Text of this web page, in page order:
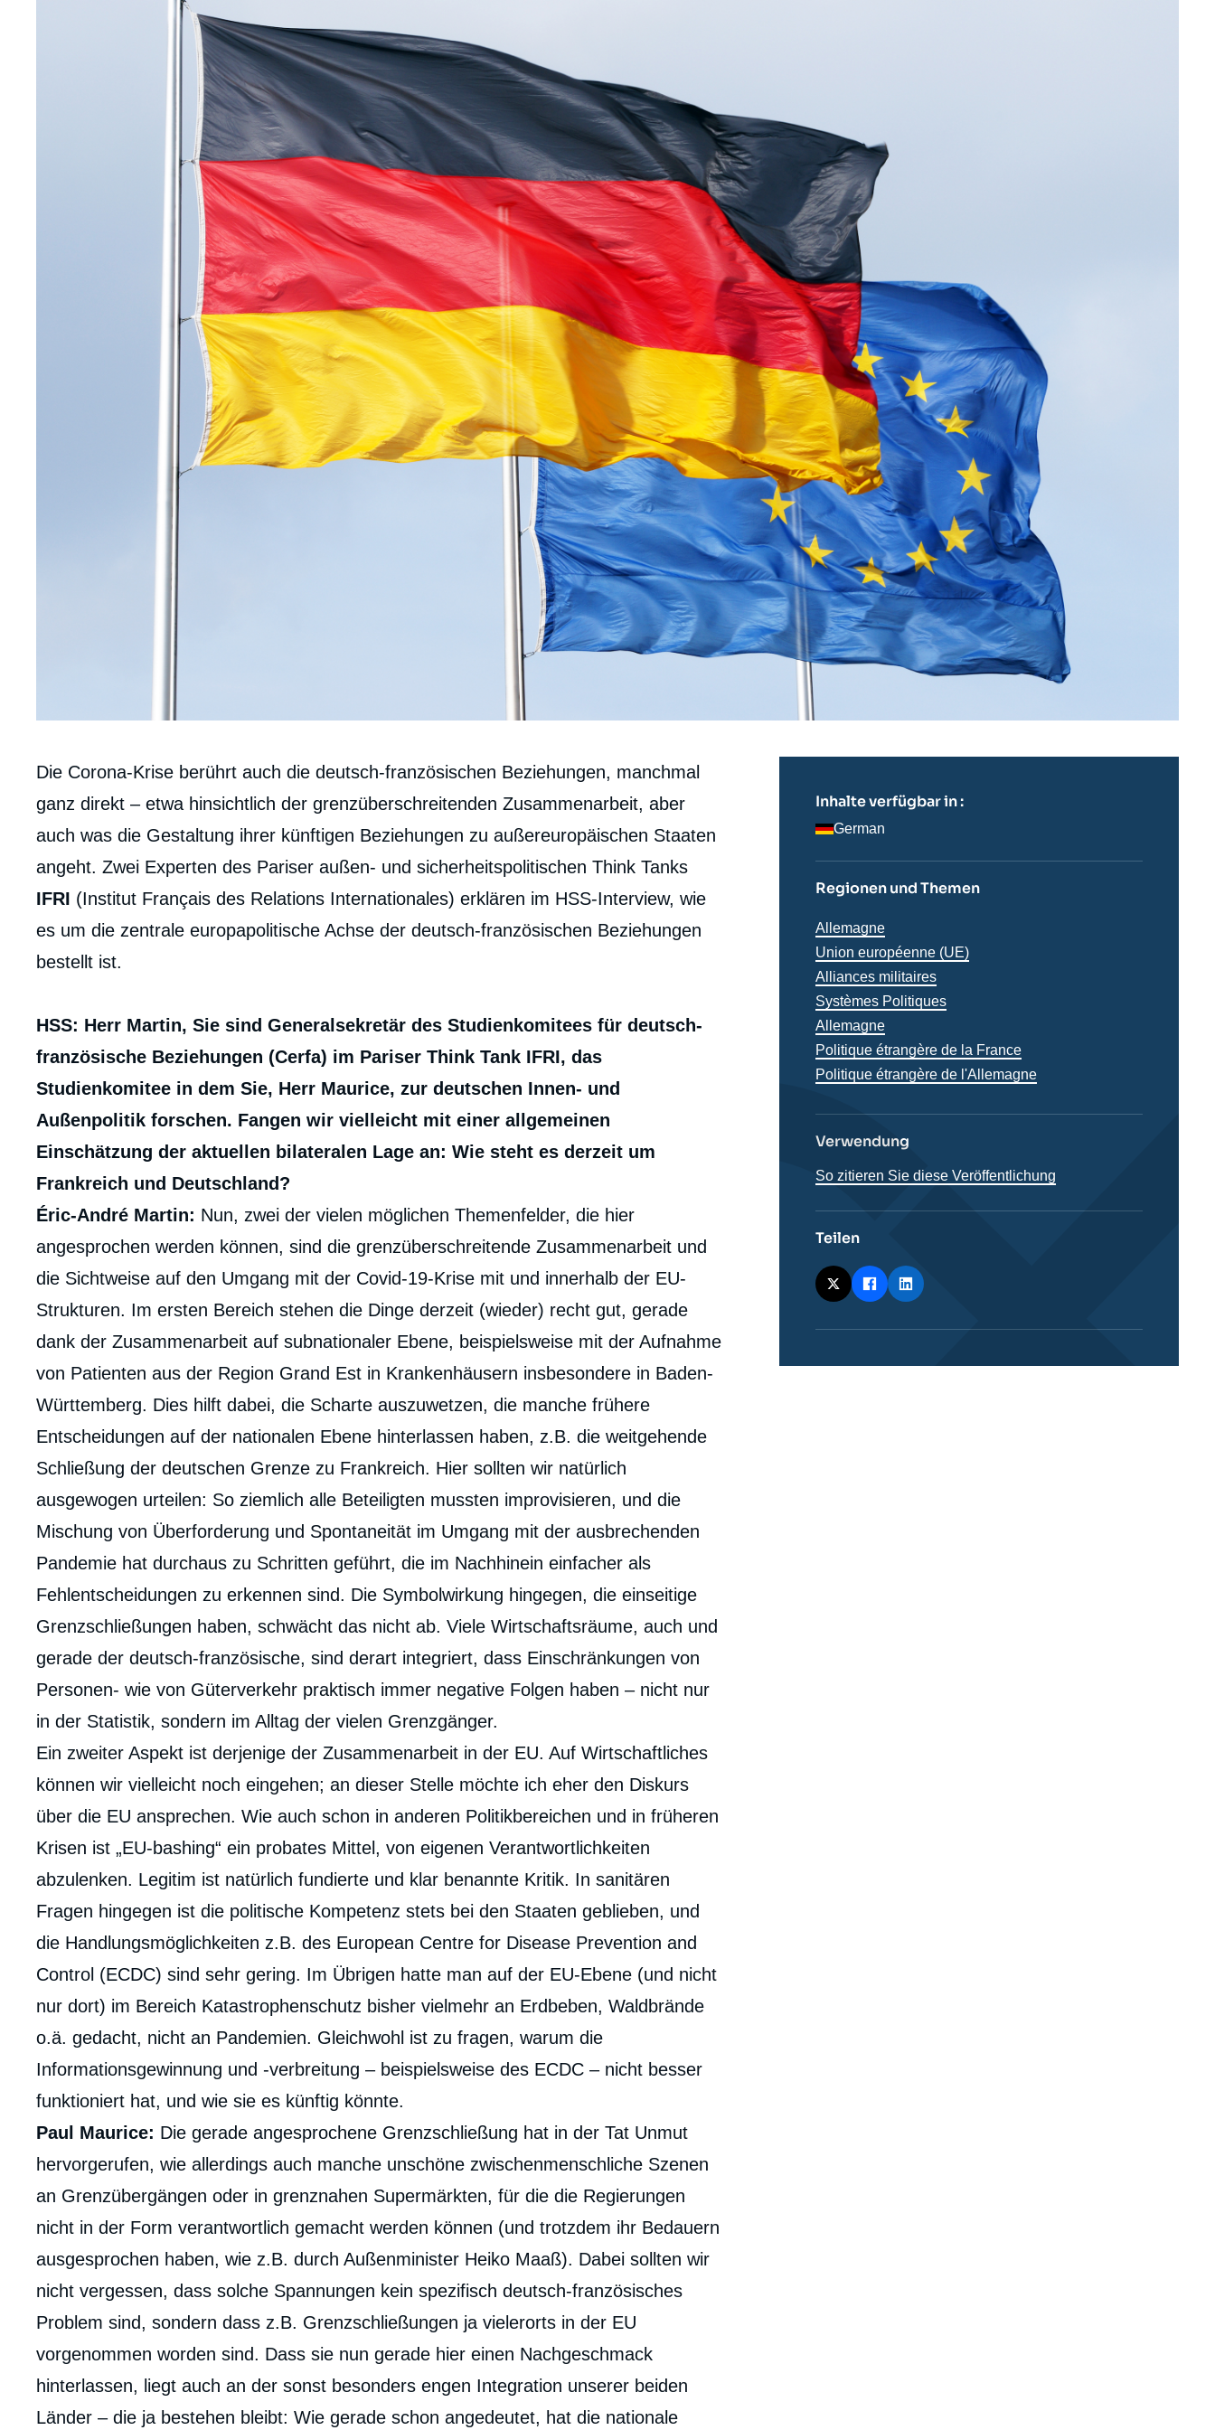
Corps
analyses
Die Corona-Krise berührt auch die deutsch-französischen Beziehungen, manchmal
ganz direkt – etwa hinsichtlich der grenzüberschreitenden Zusammenarbeit, aber
auch was die Gestaltung ihrer künftigen Beziehungen zu außereuropäischen Staaten
angeht. Zwei Experten des Pariser außen- und sicherheitspolitischen Think Tanks
IFRI (Institut Français des Relations Internationales) erklären im HSS-Interview, wie
es um die zentrale europapolitische Achse der deutsch-französischen Beziehungen
bestellt ist.
HSS: Herr Martin, Sie sind Generalsekretär des Studienkomitees für deutsch-
französische Beziehungen (Cerfa) im Pariser Think Tank IFRI, das
Studienkomitee in dem Sie, Herr Maurice, zur deutschen Innen- und
Außenpolitik forschen. Fangen wir vielleicht mit einer allgemeinen
Einschätzung der aktuellen bilateralen Lage an: Wie steht es derzeit um
Frankreich und Deutschland?
Éric-André Martin: Nun, zwei der vielen möglichen Themenfelder, die hier
angesprochen werden können, sind die grenzüberschreitende Zusammenarbeit und
die Sichtweise auf den Umgang mit der Covid-19-Krise mit und innerhalb der EU-
Strukturen. Im ersten Bereich stehen die Dinge derzeit (wieder) recht gut, gerade
dank der Zusammenarbeit auf subnationaler Ebene, beispielsweise mit der Aufnahme
von Patienten aus der Region Grand Est in Krankenhäusern insbesondere in Baden-
Württemberg. Dies hilft dabei, die Scharte auszuwetzen, die manche frühere
Entscheidungen auf der nationalen Ebene hinterlassen haben, z.B. die weitgehende
Schließung der deutschen Grenze zu Frankreich. Hier sollten wir natürlich
ausgewogen urteilen: So ziemlich alle Beteiligten mussten improvisieren, und die
Mischung von Überforderung und Spontaneität im Umgang mit der ausbrechenden
Pandemie hat durchaus zu Schritten geführt, die im Nachhinein einfacher als
Fehlentscheidungen zu erkennen sind. Die Symbolwirkung hingegen, die einseitige
Grenzschließungen haben, schwächt das nicht ab. Viele Wirtschaftsräume, auch und
gerade der deutsch-französische, sind derart integriert, dass Einschränkungen von
Personen- wie von Güterverkehr praktisch immer negative Folgen haben – nicht nur
in der Statistik, sondern im Alltag der vielen Grenzgänger.
Ein zweiter Aspekt ist derjenige der Zusammenarbeit in der EU. Auf Wirtschaftliches
können wir vielleicht noch eingehen; an dieser Stelle möchte ich eher den Diskurs
über die EU ansprechen. Wie auch schon in anderen Politikbereichen und in früheren
Krisen ist „EU-bashing“ ein probates Mittel, von eigenen Verantwortlichkeiten
abzulenken. Legitim ist natürlich fundierte und klar benannte Kritik. In sanitären
Fragen hingegen ist die politische Kompetenz stets bei den Staaten geblieben, und
die Handlungsmöglichkeiten z.B. des European Centre for Disease Prevention and
Control (ECDC) sind sehr gering. Im Übrigen hatte man auf der EU-Ebene (und nicht
nur dort) im Bereich Katastrophenschutz bisher vielmehr an Erdbeben, Waldbrände
o.ä. gedacht, nicht an Pandemien. Gleichwohl ist zu fragen, warum die
Informationsgewinnung und -verbreitung – beispielsweise des ECDC – nicht besser
funktioniert hat, und wie sie es künftig könnte.
Paul Maurice: Die gerade angesprochene Grenzschließung hat in der Tat Unmut
hervorgerufen, wie allerdings auch manche unschöne zwischenmenschliche Szenen
an Grenzübergängen oder in grenznahen Supermärkten, für die die Regierungen
nicht in der Form verantwortlich gemacht werden können (und trotzdem ihr Bedauern
ausgesprochen haben, wie z.B. durch Außenminister Heiko Maaß). Dabei sollten wir
nicht vergessen, dass solche Spannungen kein spezifisch deutsch-französisches
Problem sind, sondern dass z.B. Grenzschließungen ja vielerorts in der EU
vorgenommen worden sind. Dass sie nun gerade hier einen Nachgeschmack
hinterlassen, liegt auch an der sonst besonders engen Integration unserer beiden
Länder – die ja bestehen bleibt: Wie gerade schon angedeutet, hat die nationale
Inhalte verfügbar in :
German
Regionen und Themen
Thématiques
analyses
Allemagne
Union européenne (UE)
Alliances militaires
Systèmes Politiques
Régions
Allemagne
Politique étrangère de la France
Politique étrangère de l'Allemagne
Verwendung
So zitieren Sie diese Veröffentlichung
Teilen
couverture
la
publication
Französische Beziehungen. Europäische Solidarität
liegt im deutschen Interesse », Externe Artikel, Ifri, 19
Mai 2020.
Kopieren